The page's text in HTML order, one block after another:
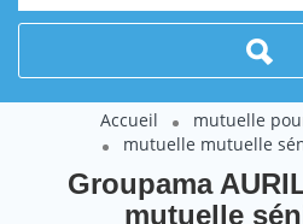
Accueil
mutuelle
mutuelle mutuelle
Groupama
mutuelle